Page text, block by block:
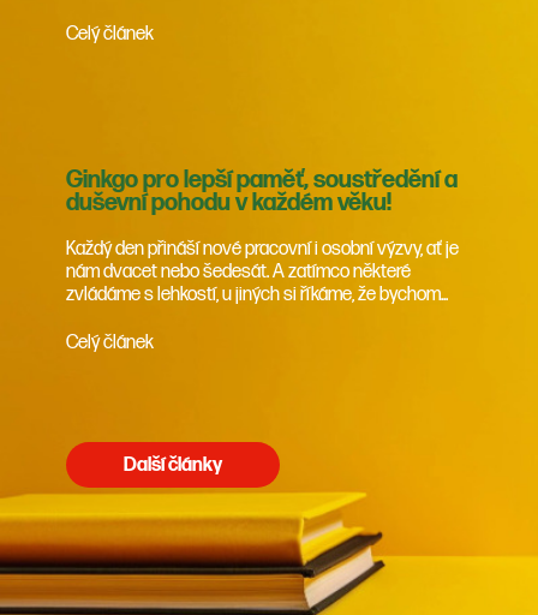
Celý článek
Ginkgo pro lepší paměť, soustředění a
duševní pohodu v každém věku!
Každý den přináší nové pracovní i osobní výzvy, ať je
nám dvacet nebo šedesát. A zatímco některé
zvládáme s lehkostí, u jiných si říkáme, že bychom...
Celý článek
Další články